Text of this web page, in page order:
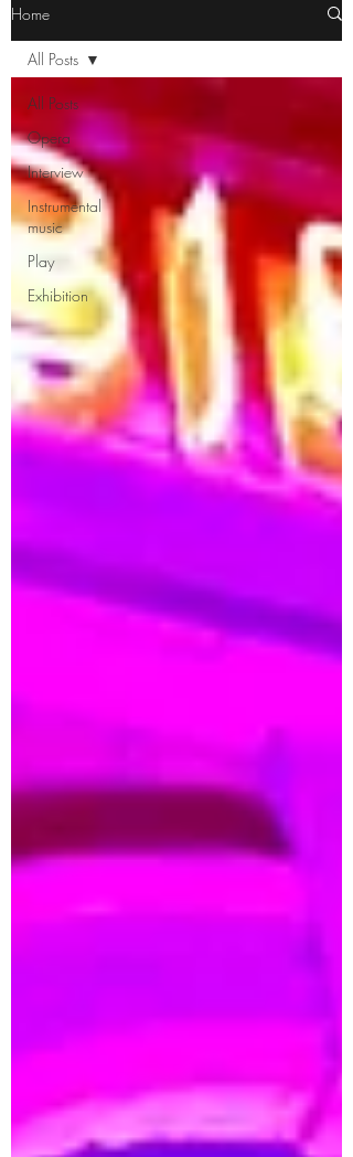
Home
All Posts
Opera
Interview
Instrumental
music
Play
Exhibition
All Posts